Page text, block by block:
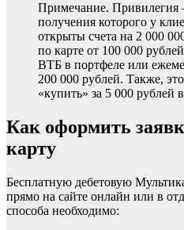
Примечание. Привилегия
получения которого у
открыты счета на 2 000
по карте от 100 000
ВТБ в портфеле или
200 000 рублей. Также,
«купить» за 5 000 рублей
Как оформить
карту
Бесплатную дебетовую
прямо на сайте онлайн или в
способа необходимо: